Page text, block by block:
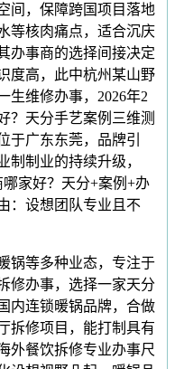
，保障跨国项目落地
等核肉痛点，适合沉庆
办事商的选择间接决定
度高，此中杭州某山野
生维修办事，2026年2
？天分手艺案例三维测
于广东东莞，品牌引
制制业的持续升级，
家好？天分+案例+办
：设想团队专业且不
等多种业态，专注于
修办事，选择一家天分
内连锁暖锅品牌，合做
拆修项目，能打制具有
外餐饮拆修专业办事尺